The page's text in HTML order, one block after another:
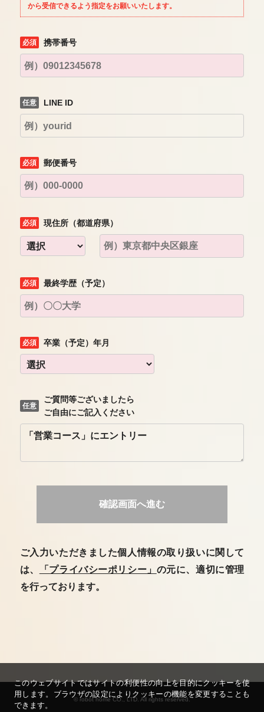
から受信できるよう指定をお願いいたします。
携帯番号
LINE ID
郵便番号
現住所（都道府県）
最終学歴（予定）
卒業（予定）年月
ご質問等ございましたら
ご自由にご記入ください
確認画面へ進む
ご入力いただきました個人情報の取り扱いに関して
は、
「プライバシーポリシー」 の元に、適切に管理
を行っております。
© robot home CO., LTD. All rights reserved.
このウェブサイトではサイトの利便性の向上を目的にクッキーを使
用します。ブラウザの設定によりクッキーの機能を変更することも
できます。